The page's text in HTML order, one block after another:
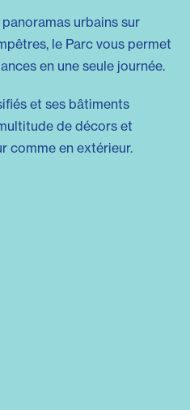
urbains sur
le Parc vous permet
en une seule journée.
et ses bâtiments
de décors et
comme en extérieur.